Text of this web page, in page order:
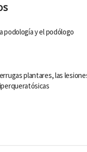
podología y el podólogo
plantares, las